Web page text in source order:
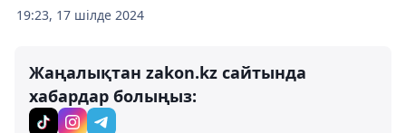
19:23, 17 шілде 2024
Жаңалықтан zakon.kz сайтында
хабардар болыңыз: